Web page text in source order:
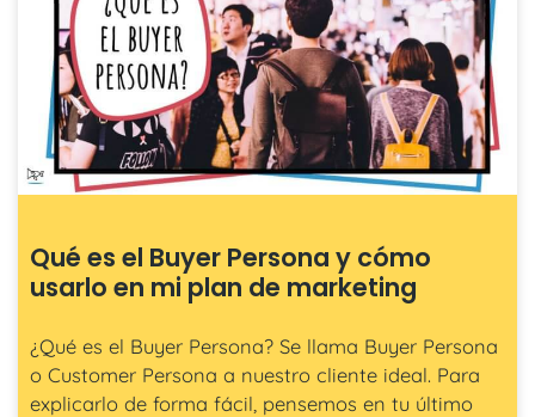
Qué es el Buyer Persona y cómo
usarlo en mi plan de marketing
¿Qué es el Buyer Persona? Se llama Buyer Persona
o Customer Persona a nuestro cliente ideal. Para
explicarlo de forma fácil, pensemos en tu último